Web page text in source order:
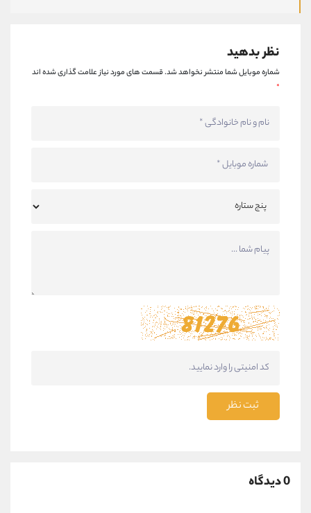
نظر بدهید
شماره موبایل شما منتشر نخواهد شد.قسمت های مورد نیاز علامت گذاری شده اند
*
ثبت نظر
0 دیدگاه